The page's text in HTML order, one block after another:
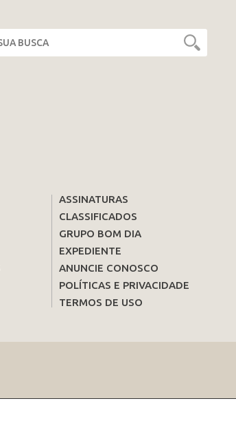
ASSINATURAS
CLASSIFICADOS
GRUPO BOM DIA
EXPEDIENTE
ANUNCIE CONOSCO
POLÍTICAS E PRIVACIDADE
TERMOS DE USO